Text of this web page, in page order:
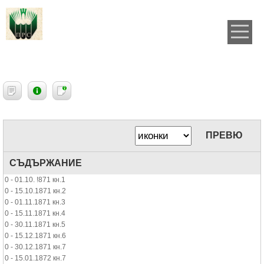
ПРЕВЮ
СЪДЪРЖАНИЕ
0 - 01.10. !871 кн.1
0 - 15.10.1871 кн.2
0 - 01.11.1871 кн.3
0 - 15.11.1871 кн.4
0 - 30.11.1871 кн.5
0 - 15.12.1871 кн.6
0 - 30.12.1871 кн.7
0 - 15.01.1872 кн.7